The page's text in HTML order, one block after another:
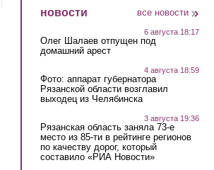
новости все новости
6 августа 18:17
Олег Шалаев отпущен под
домашний арест
4 августа 18:59
Фото: аппарат губернатора
Рязанской области возглавил
выходец из Челябинска
3 августа 19:36
Рязанская область заняла 73-е
место из 85-ти в рейтинге регионов
по качеству дорог, который
составило «РИА Новости»